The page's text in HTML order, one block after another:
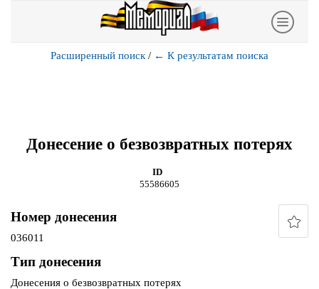
Расширенный поиск / ← К результатам поиска
Донесение о безвозвратных потерях
ID
55586605
Номер донесения
036011
Тип донесения
Донесения о безвозвратных потерях